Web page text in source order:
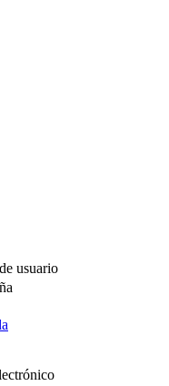
usuario